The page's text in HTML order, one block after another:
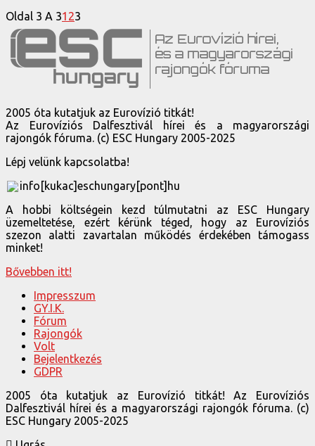
Oldal 3 A 31 23
2005 óta kutatjuk az Eurovízió titkát!
Az Eurovíziós Dalfesztivál hírei és a magyarországi
rajongók fóruma. (c) ESC Hungary 2005-2025
Lépj velünk kapcsolatba!
info[kukac]eschungary[pont]hu
A hobbi költségein kezd túlmutatni az ESC Hungary
üzemeltetése, ezért kérünk téged, hogy az Eurovíziós
szezon alatti zavartalan működés érdekében támogass
minket!
Bővebben itt!
Impresszum
GY.I.K.
Fórum
Rajongók
Volt
Bejelentkezés
GDPR
2005 óta kutatjuk az Eurovízió titkát! Az Eurovíziós
Dalfesztivál hírei és a magyarországi rajongók fóruma. (c)
ESC Hungary 2005-2025